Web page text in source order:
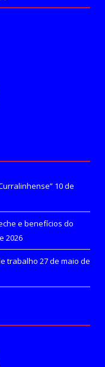
10 de
e benefícios do
2026
trabalho 27 de maio de